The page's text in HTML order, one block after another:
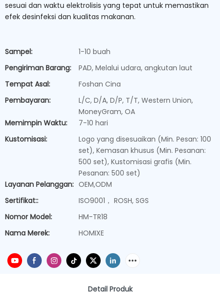
sesuai dan waktu elektrolisis yang tepat untuk memastikan
efek desinfeksi dan kualitas makanan.
Sampel:
1-10 buah
Pengiriman Barang:
PAD, Melalui udara, angkutan laut
Tempat Asal:
Foshan Cina
Pembayaran:
L/C, D/A, D/P, T/T, Western Union,
MoneyGram, OA
Memimpin Waktu:
7-10 hari
Kustomisasi:
Logo yang disesuaikan (Min. Pesan: 100
set), Kemasan khusus (Min. Pesanan:
500 set), Kustomisasi grafis (Min.
Pesanan: 500 set)
Layanan Pelanggan: OEM,ODM
Sertifikat::
ISO9001， ROSH, SGS
Nomor Model:
HM-TR18
Nama Merek:
HOMIXE
Detail Produk